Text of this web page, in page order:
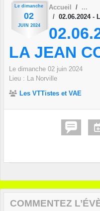
Le dimanche
02
JUIN 2024
Accueil
02.06.2024 -
LA JEAN
Le dimanche 02 juin 2024
Lieu : La Norville
Les VTTistes et VAE
COMMENTEZ